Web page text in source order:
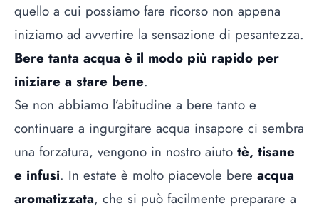
quello a cui possiamo fare ricorso non appena
iniziamo ad avvertire la sensazione di pesantezza.
Bere tanta acqua è il modo più rapido per
iniziare a stare bene.
Se non abbiamo l’abitudine a bere tanto e
continuare a ingurgitare acqua insapore ci sembra
una forzatura, vengono in nostro aiuto tè, tisane
e infusi. In estate è molto piacevole bere acqua
aromatizzata, che si può facilmente preparare a